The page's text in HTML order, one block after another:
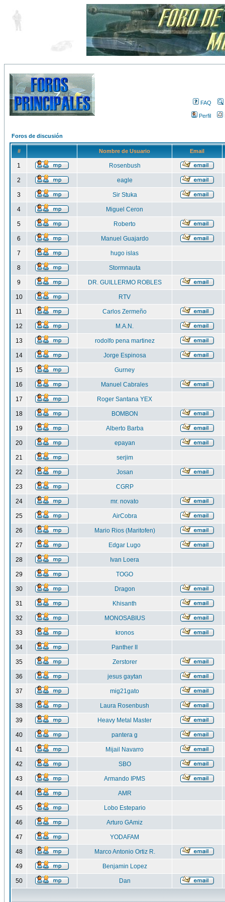
FAQ
Perfil
Foros de discusión
# Nombre de Usuario Email
1 Rosenbush
2 eagle
3 Sir Stuka
4 Miguel Ceron
5 Roberto
6 Manuel Guajardo
7 hugo islas
8 Stormnauta
9 DR. GUILLERMO ROBLES
10 RTV
11 Carlos Zermeño
12 M.A.N.
13 rodolfo pena martinez
14 Jorge Espinosa
15 Gurney
16 Manuel Cabrales
17 Roger Santana YEX
18 BOMBON
19 Alberto Barba
20 epayan
21 serjim
22 Josan
23 CGRP
24 mr. novato
25 AirCobra
26 Mario Rios (Maritofen)
27 Edgar Lugo
28 Ivan Loera
29 TOGO
30 Dragon
31 Khisanth
32 MONOSABIUS
33 kronos
34 Panther II
35 Zerstorer
36 jesus gaytan
37 mig21gato
38 Laura Rosenbush
39 Heavy Metal Master
40 pantera g
41 Mijail Navarro
42 SBO
43 Armando IPMS
44 AMR
45 Lobo Estepario
46 Arturo GAmiz
47 YODAFAM
48 Marco Antonio Ortiz R.
49 Benjamin Lopez
50 Dan